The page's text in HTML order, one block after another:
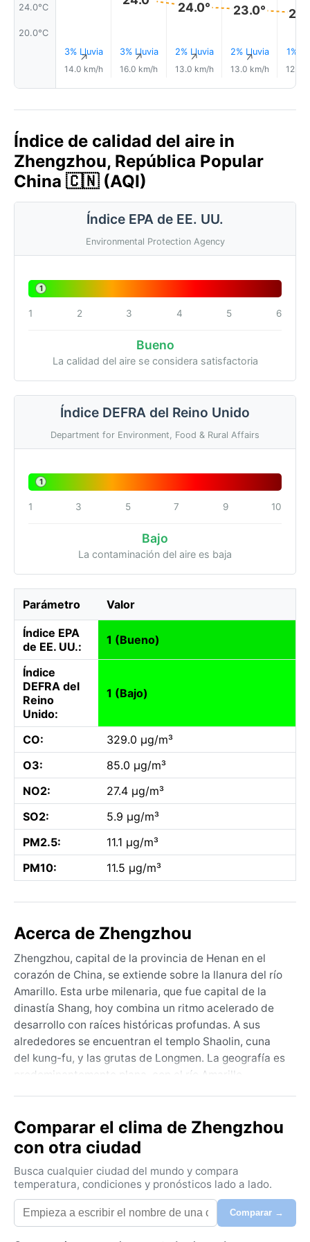
24.0°C
20.0°C
3% Lluvia
↑
14.0 km/h
3% Lluvia
↑
16.0 km/h
24.0°
2% Lluvia
↑
13.0 km/h
23.0°
2% Lluvia
↑
13.0 km/h
1%
12.0
Índice de calidad del aire in
Zhengzhou, República Popular
China 🇨🇳 (AQI)
Índice EPA de EE. UU.
Environmental Protection Agency
1
1 2 3 4 5 6
Bueno
La calidad del aire se considera satisfactoria
Índice DEFRA del Reino Unido
Department for Environment, Food & Rural Affairs
1
1 3 5 7 9 10
Bajo
La contaminación del aire es baja
Parámetro Valor
Índice EPA
de EE. UU.:
1 (Bueno)
Índice
DEFRA del
Reino
Unido:
1 (Bajo)
CO:
329.0 µg/m³
O3:
85.0 µg/m³
NO2:
27.4 µg/m³
SO2:
5.9 µg/m³
PM2.5:
11.1 µg/m³
PM10:
11.5 µg/m³
Acerca de Zhengzhou
Zhengzhou, capital de la provincia de Henan en el
corazón de China, se extiende sobre la llanura del río
Amarillo. Esta urbe milenaria, que fue capital de la
dinastía Shang, hoy combina un ritmo acelerado de
desarrollo con raíces históricas profundas. A sus
alrededores se encuentran el templo Shaolin, cuna
del kung-fu, y las grutas de Longmen. La geografía es
predominantemente plana, con el río Amarillo
ambiente es vibrante, con modernos rascacielos
conviviendo junto a mercados tradicionales y amplias
avenidas arboladas.
Bajo la clasificación Köppen Cwa (subtropical
húmedo con invierno seco), Zhengzhou presenta
veranos calurosos y húmedos, con temperaturas que
superan los 30 °C de junio a agosto. Las lluvias
Comparar el clima de Zhengzhou
con otra ciudad
Busca cualquier ciudad del mundo y compara
temperatura, condiciones y pronósticos lado a lado.
Comparar →